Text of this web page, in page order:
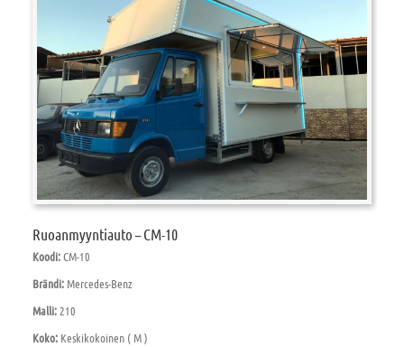
Ruoanmyyntiauto – CM-10
Koodi:CM-10
Brändi: Mercedes-Benz
Malli:210
Koko: Keskikokoinen ( M )